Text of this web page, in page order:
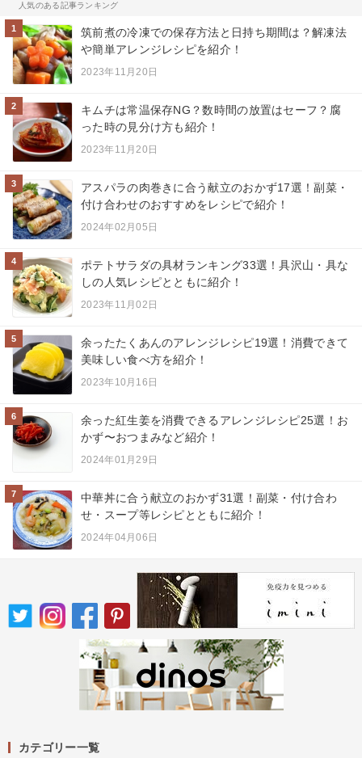
人気のある記事ランキング
1
筑前煮の冷凍での保存方法と日持ち期間は？解凍法
や簡単アレンジレシピを紹介！
2023年11月20日
2
キムチは常温保存NG？数時間の放置はセーフ？腐
った時の見分け方も紹介！
2023年11月20日
3
アスパラの肉巻きに合う献立のおかず17選！副菜・
付け合わせのおすすめをレシピで紹介！
2024年02月05日
4
ポテトサラダの具材ランキング33選！具沢山・具な
しの人気レシピとともに紹介！
2023年11月02日
5
余ったたくあんのアレンジレシピ19選！消費できて
美味しい食べ方を紹介！
2023年10月16日
6
余った紅生姜を消費できるアレンジレシピ25選！お
かず〜おつまみなど紹介！
2024年01月29日
7
中華丼に合う献立のおかず31選！副菜・付け合わ
せ・スープ等レシピとともに紹介！
2024年04月06日
カテゴリー一覧